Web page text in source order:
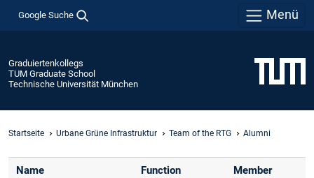
Google Suche Menü
Graduiertenkollegs
TUM Graduate School
Technische Universität München
Startseite Urbane Grüne Infrastruktur Team of the RTG Alumni
Name Function
Member